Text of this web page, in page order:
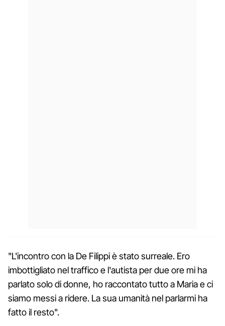
"L'incontro con la De Filippi è stato surreale. Ero
imbottigliato nel traffico e l'autista per due ore mi ha
parlato solo di donne, ho raccontato tutto a Maria e ci
siamo messi a ridere. La sua umanità nel parlarmi ha
fatto il resto".